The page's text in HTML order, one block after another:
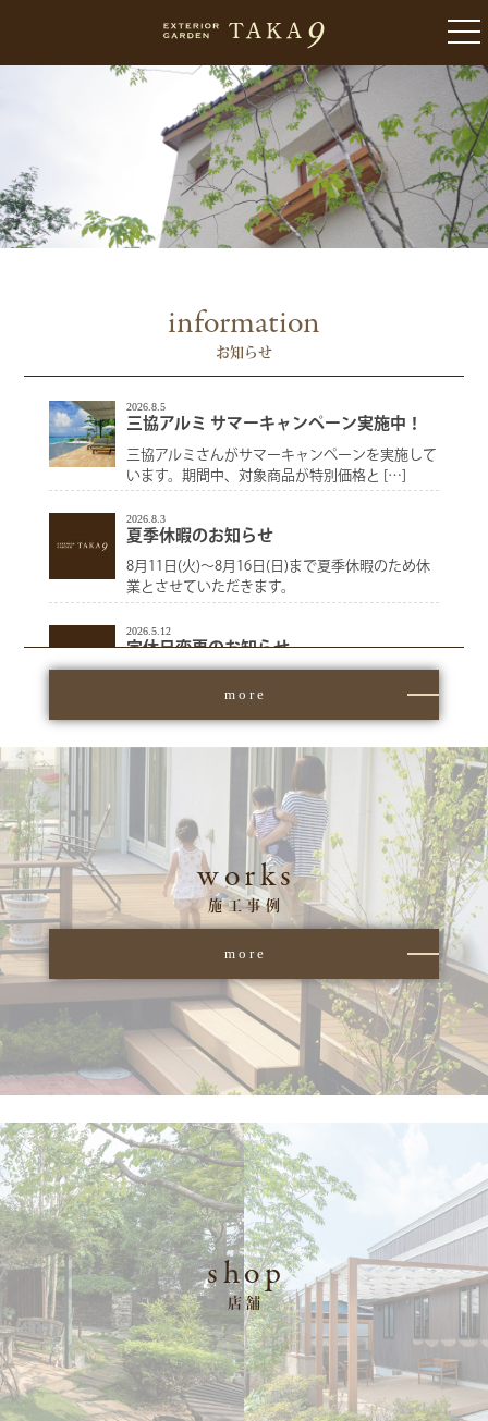
information
お知らせ
2026.8.5
三協アルミ サマーキャンペーン実施中！
三協アルミさんがサマーキャンペーンを実施して
います。期間中、対象商品が特別価格と […]
2026.8.3
夏季休暇のお知らせ
8月11日(火)〜8月16日(日)まで夏季休暇のため休
業とさせていただきます。
2026.5.12
定休日変更のお知らせ
りました。お客様にはご不便をおかけ […]
金利負担0円キャンペーン 好評につき延
好評につき「金利負担0円キャンペーン」を延長
します。外構・エクステリア工事をおト […]
2020.5.25
CASE.005
玄関の屋根が小さく雨の日の不便さから、テラス
CASE.004
車と自転車が趣味の旦那さんのためにガレージを
設置。 内装は旦那さんが手を加えてオ […]
CASE.003
駐車空間から玄関までをカーポートの屋根が繋い
でくれて一体感のある門廻りに。カーポ […]
2020.5.25
CASE.002
ガーデンルームやテラスをデッキで繋いだお庭。
家族みんなでBBQやプール、日光浴 […]
2020.5.25
CASE.001
中央の円形花壇にココスヤシを植栽し、それを囲
むように泉をつくり、流れ出る水が川に […]
more
works
施工事例
more
shop
店舗